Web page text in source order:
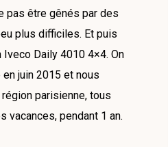
pas être gênés par des
plus difficiles. Et puis
Iveco Daily 4010 4×4. On
en juin 2015 et nous
région parisienne, tous
vacances, pendant 1 an.